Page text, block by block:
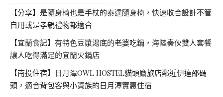
【分享】是隨身椅也是手杖的泰達隨身椅，快速收合設計不管
自用或是孝親禮物都適合
【宜蘭食記】有特色豆漿湯底的老婆吃鍋，海陸奏伙雙人套餐
讓人吃得滿足的宜蘭火鍋店
【南投住宿】日月潭OWL HOSTEL貓頭鷹旅店鄰近伊達邵碼
頭，適合背包客與小資族的日月潭實惠住宿